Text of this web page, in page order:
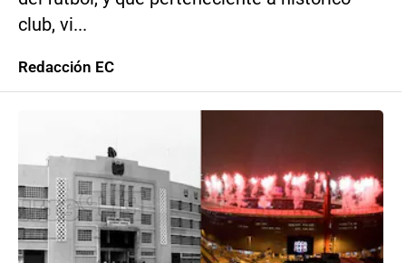
club, vi...
Redacción EC